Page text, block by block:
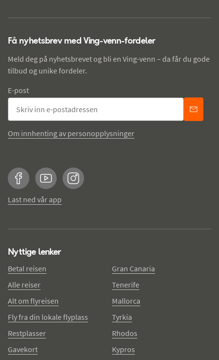
Få nyhetsbrev med Ving-venn-fordeler
Meld deg på nyhetsbrevet og bli en Ving-venn – da får du gode
tilbud og unike fordeler.
E-post
Om innhenting av personopplysninger
FacebookYouTubeInstagram
Last ned vår app
Nyttige lenker
Betal reisen
Alle reiser
Alt om flyreisen
Fly fra din lokale flyplass
Restplasser
Gavekort
Gran Canaria
Tenerife
Mallorca
Tyrkia
Rhodos
Kypros